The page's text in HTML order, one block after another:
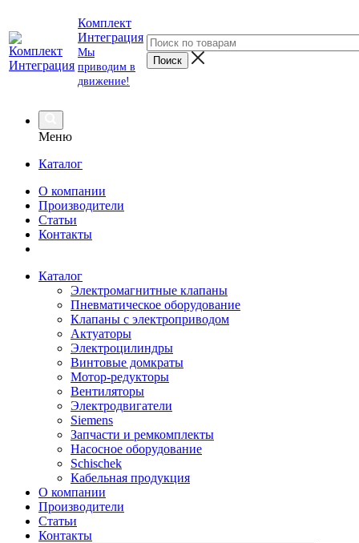
Комплект
Интеграция
Мы
приводим в
движение!
Меню
Каталог
О компании
Производители
Статьи
Контакты
Каталог
Электромагнитные клапаны
Пневматическое оборудование
Клапаны с электроприводом
Актуаторы
Электроцилиндры
Винтовые домкраты
Мотор-редукторы
Вентиляторы
Электродвигатели
Siemens
Запчасти и ремкомплекты
Насосное оборудование
Schischek
Кабельная продукция
О компании
Производители
Статьи
Контакты